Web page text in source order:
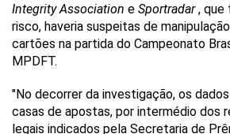
Integrity Association e Sportradar, que
risco, haveria suspeitas de
cartões na partida do Campeonato
MPDFT.
"No decorrer da investigação, os
casas de apostas, por intermédio dos
legais indicados pela Secretaria de